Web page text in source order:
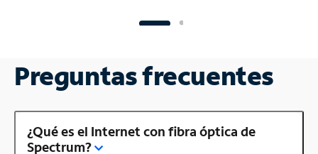
Preguntas frecuentes
¿Qué es el Internet con fibra óptica de
Spectrum?